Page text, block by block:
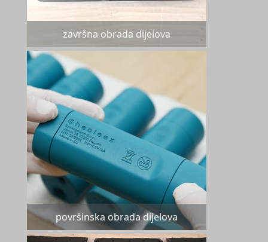
završna obrada dijelova
površinska obrada dijelova